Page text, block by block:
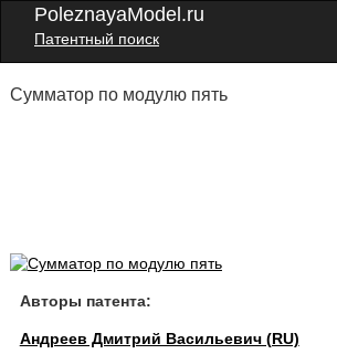
PoleznayaModel.ru
Патентный поиск
Сумматор по модулю пять
Авторы патента:
Андреев Дмитрий Васильевич (RU)